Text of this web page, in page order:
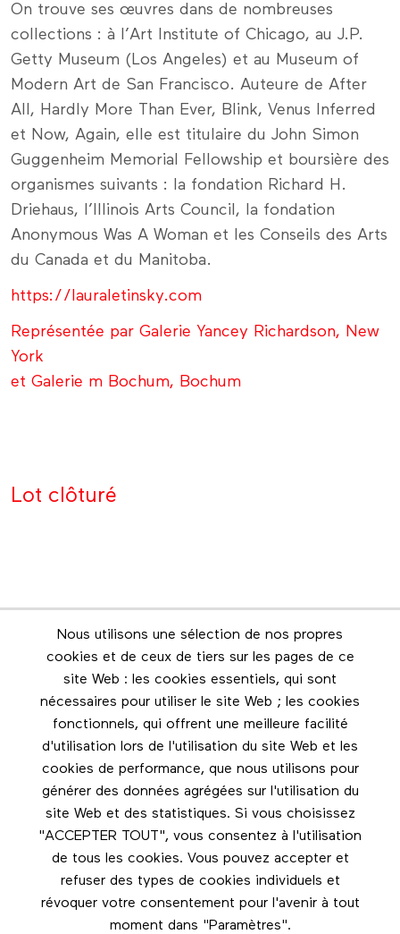
On trouve ses œuvres dans de nombreuses
collections : à l’Art Institute of Chicago, au J.P.
Getty Museum (Los Angeles) et au Museum of
Modern Art de San Francisco. Auteure de After
All, Hardly More Than Ever, Blink, Venus Inferred
et Now, Again, elle est titulaire du John Simon
Guggenheim Memorial Fellowship et boursière des
organismes suivants : la fondation Richard H.
Driehaus, l’Illinois Arts Council, la fondation
Anonymous Was A Woman et les Conseils des Arts
du Canada et du Manitoba.
https://lauraletinsky.com
Représentée par Galerie Yancey Richardson, New
York
et Galerie m Bochum, Bochum
Lot clôturé
Nous utilisons une sélection de nos propres
cookies et de ceux de tiers sur les pages de ce
site Web : les cookies essentiels, qui sont
nécessaires pour utiliser le site Web ; les cookies
fonctionnels, qui offrent une meilleure facilité
d'utilisation lors de l'utilisation du site Web et les
cookies de performance, que nous utilisons pour
générer des données agrégées sur l'utilisation du
site Web et des statistiques. Si vous choisissez
"ACCEPTER TOUT", vous consentez à l'utilisation
de tous les cookies. Vous pouvez accepter et
refuser des types de cookies individuels et
révoquer votre consentement pour l'avenir à tout
moment dans "Paramètres".
Infolettre
Restez en contact grâce à l'infolettre
Footer menu
Les éditions Esse
Instagram
Facebook
Nous contacter